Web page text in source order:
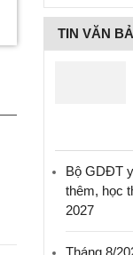
TIN VĂN
Bộ GDĐT
thêm, học
2027
Tháng 8/